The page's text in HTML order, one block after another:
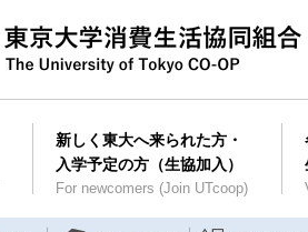
新しく東大へ来られた方・
入学予定の方（生協加入）
For newcomers (Join UTcoop)